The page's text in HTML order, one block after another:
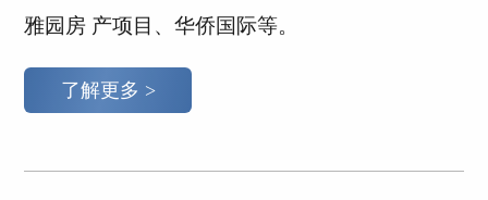
雅园房 产项目、华侨国际等。
了解更多 >